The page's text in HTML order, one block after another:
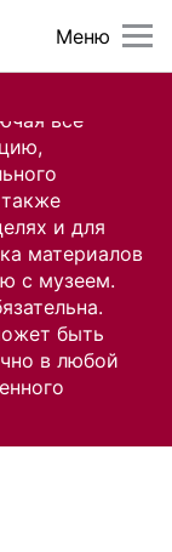
все
и для
материалов
с музеем.
быть
в любой
Меню